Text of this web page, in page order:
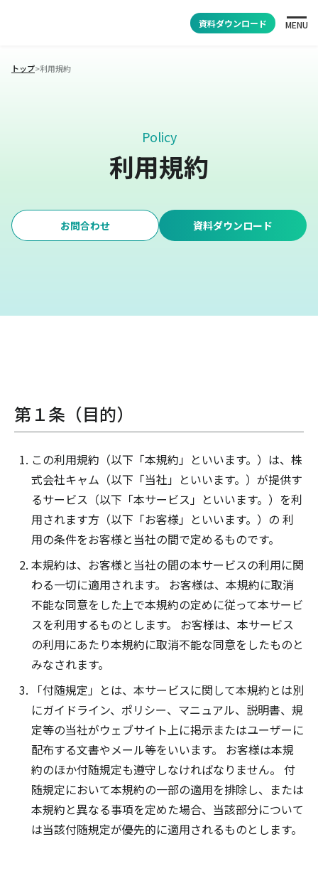
資料ダウンロード MENU
トップ>利用規約
Policy
利用規約
お問合わせ 資料ダウンロード
第１条（目的）
この利用規約（以下「本規約」といいます。）は、株
式会社キャム（以下「当社」といいます。）が提供す
るサービス（以下「本サービス」といいます。）を利
用されます方（以下「お客様」といいます。）の 利
用の条件をお客様と当社の間で定めるものです。
本規約は、お客様と当社の間の本サービスの利用に関
わる一切に適用されます。 お客様は、本規約に取消
不能な同意をした上で本規約の定めに従って本サービ
スを利用するものとします。 お客様は、本サービス
の利用にあたり本規約に取消不能な同意をしたものと
みなされます。
「付随規定」とは、本サービスに関して本規約とは別
にガイドライン、ポリシー、マニュアル、説明書、規
定等の当社がウェブサイト上に掲示またはユーザーに
配布する文書やメール等をいいます。 お客様は本規
約のほか付随規定も遵守しなければなりません。 付
随規定において本規約の一部の適用を排除し、または
本規約と異なる事項を定めた場合、当該部分について
は当該付随規定が優先的に適用されるものとします。